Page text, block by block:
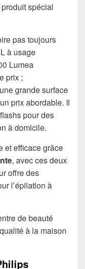
spécial
pas toujours
à usage
Lumea
prix ;
grande surface
prix abordable. Il
pour des
à domicile.
et efficace grâce
, avec ces deux
offre des
l’épilation à
de beauté
à la maison